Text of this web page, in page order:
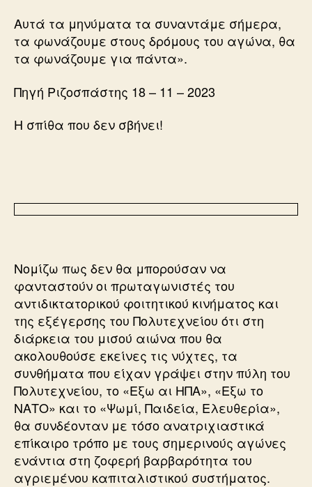
Αυτά τα μηνύματα τα συναντάμε σήμερα,
τα φωνάζουμε στους δρόμους του αγώνα, θα
τα φωνάζουμε για πάντα».
Πηγή Ριζοσπάστης 18 – 11 – 2023
Η σπίθα που δεν σβήνει!
Νομίζω πως δεν θα μπορούσαν να
φανταστούν οι πρωταγωνιστές του
αντιδικτατορικού φοιτητικού κινήματος και
της εξέγερσης του Πολυτεχνείου ότι στη
διάρκεια του μισού αιώνα που θα
ακολουθούσε εκείνες τις νύχτες, τα
συνθήματα που είχαν γράψει στην πύλη του
Πολυτεχνείου, το «Εξω αι ΗΠΑ», «Εξω το
ΝΑΤΟ» και το «Ψωμί, Παιδεία, Ελευθερία»,
θα συνδέονταν με τόσο ανατριχιαστικά
επίκαιρο τρόπο με τους σημερινούς αγώνες
ενάντια στη ζοφερή βαρβαρότητα του
αγριεμένου καπιταλιστικού συστήματος.